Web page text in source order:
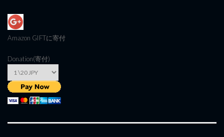
Amazon GIFTに寄付
Donation(寄付)